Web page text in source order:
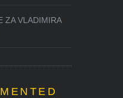
ZA VLADIMIRA